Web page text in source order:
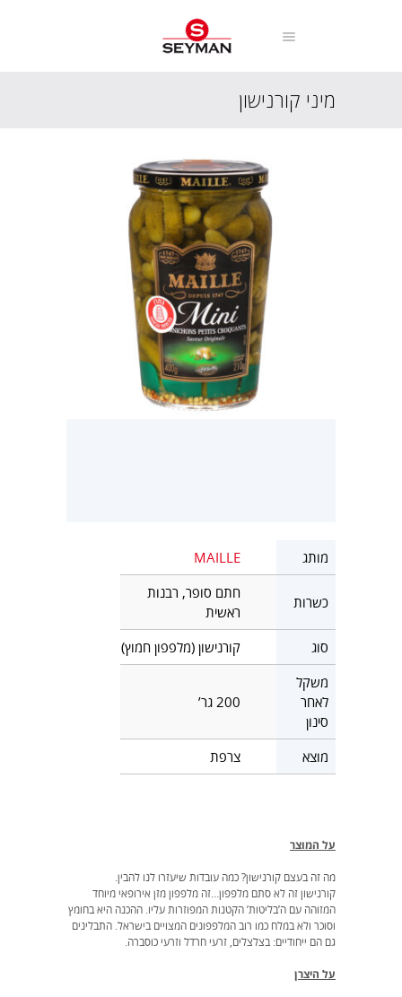
מיני קורנישון
מותג MAILLE
כשרות
חתם סופר, רבנות
ראשית
סוג
קורנישון (מלפפון חמוץ)
משקל
לאחר
סינון
200 גר’
מוצא צרפת
על המוצר
מה זה בעצם קורנישון? כמה עובדות שיעזרו לנו להבין.
קורנישון זה לא סתם מלפפון…זה מלפפון מזן אירופאי מיוחד
המזוהה עם ה’בליטות’ הקטנות המפוזרות עליו. ההכנה היא בחומץ
וסוכר ולא במלח כמו רוב המלפפונים המצויים בישראל. התבלינים
גם הם ייחודיים: בצלצלים, זרעי חרדל וזרעי כוסברה.
על היצרן